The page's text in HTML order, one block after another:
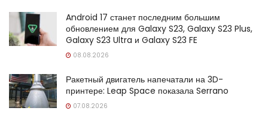
Android 17 станет последним большим
обновлением для Galaxy S23, Galaxy S23 Plus,
Galaxy S23 Ultra и Galaxy S23 FE
08.08.2026
Ракетный двигатель напечатали на 3D-
принтере: Leap Space показала Serrano
07.08.2026